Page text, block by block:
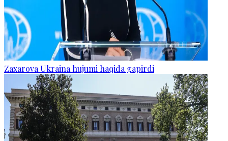
Zaxarova Ukraina hujumi haqida gapirdi